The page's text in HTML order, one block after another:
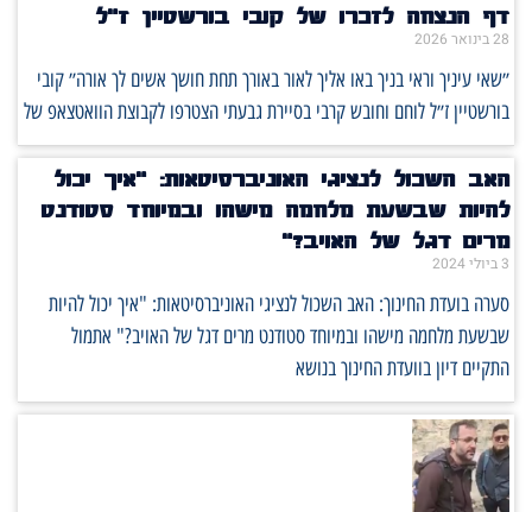
דף הנצחה לזכרו של קובי בורשטיין ז״ל
28 בינואר 2026
״שאי עיניך וראי בניך באו אליך לאור באורך תחת חושך אשים לך אורה״ קובי
בורשטיין ז״ל לוחם וחובש קרבי בסיירת גבעתי הצטרפו לקבוצת הוואטצאפ של
האב השכול לנציגי האוניברסיטאות: ‏"איך יכול
להיות שבשעת מלחמה מישהו ובמיוחד סטודנט
מרים דגל של האויב?"
3 ביולי 2024
סערה בועדת החינוך: האב השכול לנציגי האוניברסיטאות: ‏"איך יכול להיות
שבשעת מלחמה מישהו ובמיוחד סטודנט מרים דגל של האויב?" אתמול
התקיים דיון בוועדת החינוך בנושא